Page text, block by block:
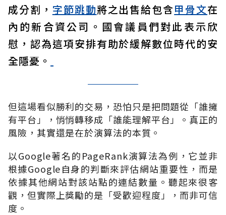
成分割， 字節跳動將之出售給包含甲骨文在
內的新合資公司。國會議員們對此表示欣
慰，認為這項安排有助於緩解數位時代的安
全隱憂。
但這場看似勝利的交易，恐怕只是把問題從「誰擁
有平台」，悄悄轉移成「誰能理解平台」。真正的
風險，其實還是在於演算法的本質。
以Google著名的PageRank演算法為例，它並非
根據Google自身的判斷來評估網站重要性，而是
依據其他網站對該站點的連結數量。聽起來很客
觀，但實際上獎勵的是「受歡迎程度」，而非可信
度。